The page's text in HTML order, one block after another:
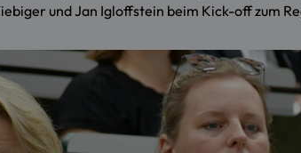
und Jan Igloffstein beim Kick-off zum